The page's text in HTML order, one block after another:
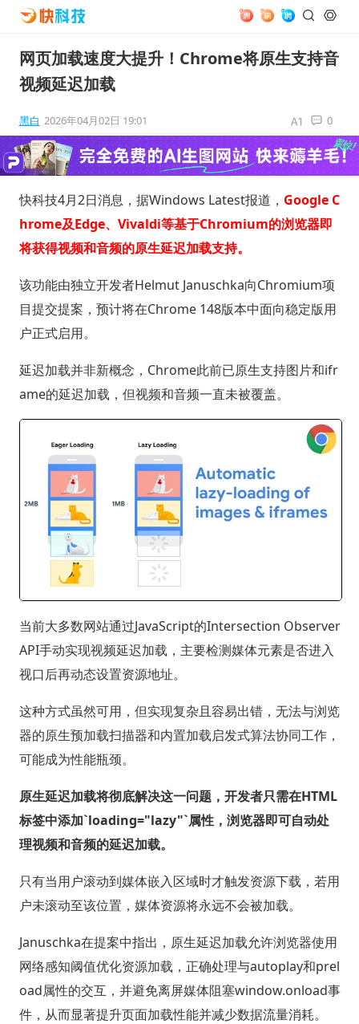
网页加载速度大提升！Chrome将原生支持音
视频延迟加载
黑白 2026年04月02日 19:01 0
快科技4月2日消息，据Windows Latest报道， Google C
hrome及Edge、Vivaldi等基于Chromium的浏览器即
将获得视频和音频的原生延迟加载支持。
该功能由独立开发者Helmut Januschka向Chromium项
目提交提案，预计将在Chrome 148版本中面向稳定版用
户正式启用。
延迟加载并非新概念，Chrome此前已原生支持图片和ifr
ame的延迟加载，但视频和音频一直未被覆盖。
当前大多数网站通过JavaScript的Intersection Observer
API手动实现视频延迟加载，主要检测媒体元素是否进入
视口后再动态设置资源地址。
这种方式虽然可用，但实现复杂且容易出错，无法与浏览
器的原生预加载扫描器和内置加载启发式算法协同工作，
可能成为性能瓶颈。
原生延迟加载将彻底解决这一问题，开发者只需在HTML
标签中添加`loading="lazy"`属性，浏览器即可自动处
理视频和音频的延迟加载。
只有当用户滚动到媒体嵌入区域时才触发资源下载，若用
户未滚动至该位置，媒体资源将永远不会被加载。
Januschka在提案中指出，原生延迟加载允许浏览器使用
网络感知阈值优化资源加载，正确处理与autoplay和prel
oad属性的交互，并避免离屏媒体阻塞window.onload事
件，从而显著提升页面加载性能并减少数据流量消耗。